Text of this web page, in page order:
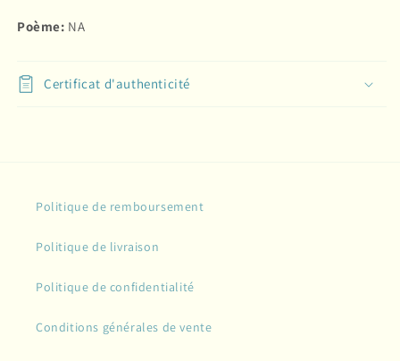
Poème: NA
Certificat d'authenticité
Politique de remboursement
Politique de livraison
Politique de confidentialité
Conditions générales de vente